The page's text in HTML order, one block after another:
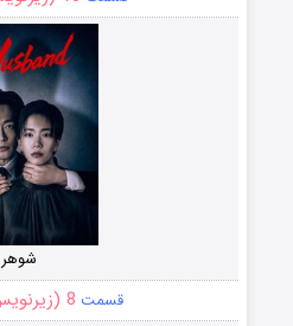
شوهر
قسمت 8 (زیرنویس)